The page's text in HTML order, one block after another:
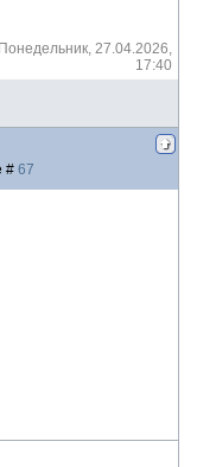
Понедельник, 27.04.2026,
17:40
# 67